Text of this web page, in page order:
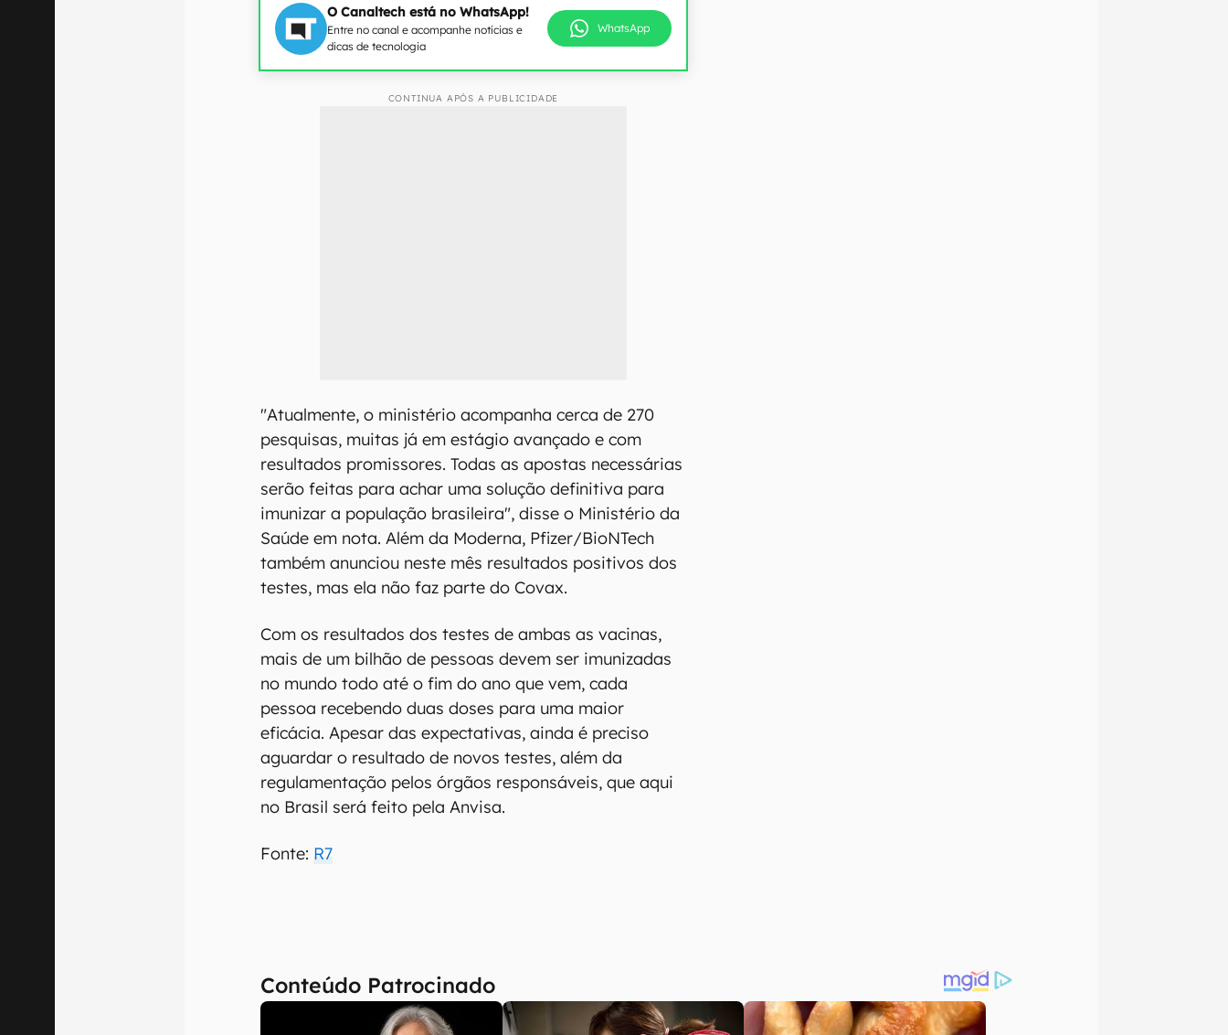
O Canaltech está no WhatsApp!
Entre no canal e acompanhe notícias e
dicas de tecnologia
WhatsApp
CONTINUA APÓS A PUBLICIDADE
"Atualmente, o ministério acompanha cerca de 270
pesquisas, muitas já em estágio avançado e com
resultados promissores. Todas as apostas necessárias
serão feitas para achar uma solução definitiva para
imunizar a população brasileira", disse o Ministério da
Saúde em nota. Além da Moderna, Pfizer/BioNTech
também anunciou neste mês resultados positivos dos
testes, mas ela não faz parte do Covax.
Com os resultados dos testes de ambas as vacinas,
mais de um bilhão de pessoas devem ser imunizadas
no mundo todo até o fim do ano que vem, cada
pessoa recebendo duas doses para uma maior
eficácia. Apesar das expectativas, ainda é preciso
aguardar o resultado de novos testes, além da
regulamentação pelos órgãos responsáveis, que aqui
no Brasil será feito pela Anvisa.
Fonte: R7